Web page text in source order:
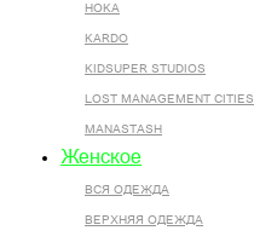
HOKA
KARDO
KIDSUPER STUDIOS
LOST MANAGEMENT CITIES
MANASTASH
Женское
ВСЯ ОДЕЖДА
ВЕРХНЯЯ ОДЕЖДА